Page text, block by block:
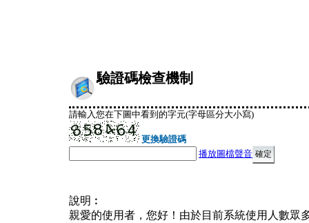
驗證碼檢查機制
請輸入您在下圖中看到的字元(字母區分大小寫)
更換驗證碼
播放圖檔聲音
說明︰
親愛的使用者，您好！由於目前系統使用人數眾